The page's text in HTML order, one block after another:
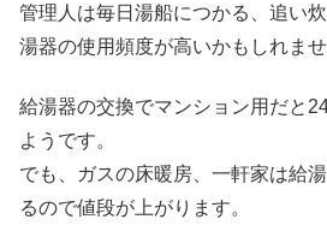
管理人は毎日湯船につかる、追い
湯器の使用頻度が高いかもしれませ
給湯器の交換でマンション用だと
ようです。
でも、ガスの床暖房、一軒家は給
るので値段が上がります。